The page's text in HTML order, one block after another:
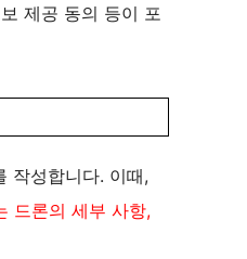
제공 동의 등이 포
작성합니다. 이때,
드론의 세부 사항,